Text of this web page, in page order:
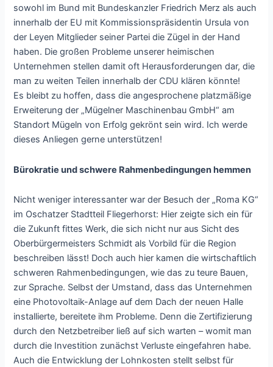
sowohl im Bund mit Bundeskanzler Friedrich Merz als auch
innerhalb der EU mit Kommissionspräsidentin Ursula von
der Leyen Mitglieder seiner Partei die Zügel in der Hand
haben. Die großen Probleme unserer heimischen
Unternehmen stellen damit oft Herausforderungen dar, die
man zu weiten Teilen innerhalb der CDU klären könnte!
Es bleibt zu hoffen, dass die angesprochene platzmäßige
Erweiterung der „Mügelner Maschinenbau GmbH“ am
Standort Mügeln von Erfolg gekrönt sein wird. Ich werde
dieses Anliegen gerne unterstützen!
Bürokratie und schwere Rahmenbedingungen hemmen
Nicht weniger interessanter war der Besuch der „Roma KG“
im Oschatzer Stadtteil Fliegerhorst: Hier zeigte sich ein für
die Zukunft fittes Werk, die sich nicht nur aus Sicht des
Oberbürgermeisters Schmidt als Vorbild für die Region
beschreiben lässt! Doch auch hier kamen die wirtschaftlich
schweren Rahmenbedingungen, wie das zu teure Bauen,
zur Sprache. Selbst der Umstand, dass das Unternehmen
eine Photovoltaik-Anlage auf dem Dach der neuen Halle
installierte, bereitete ihm Probleme. Denn die Zertifizierung
durch den Netzbetreiber ließ auf sich warten – womit man
durch die Investition zunächst Verluste eingefahren habe.
Auch die Entwicklung der Lohnkosten stellt selbst für